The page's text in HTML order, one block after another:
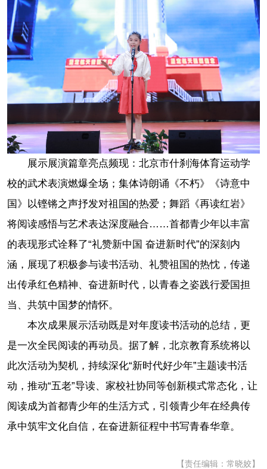
展示展演篇章亮点频现：北京市什刹海体育运动学
校的武术表演燃爆全场；集体诗朗诵《不朽》《诗意中
国》以铿锵之声抒发对祖国的热爱；舞蹈《再读红岩》
将阅读感悟与艺术表达深度融合……首都青少年以丰富
的表现形式诠释了“礼赞新中国 奋进新时代”的深刻内
涵，展现了积极参与读书活动、礼赞祖国的热忱，传递
出传承红色精神、奋进新时代，以青春之姿践行爱国担
当、共筑中国梦的情怀。
本次成果展示活动既是对年度读书活动的总结，更
是一次全民阅读的再动员。据了解，北京教育系统将以
此次活动为契机，持续深化“新时代好少年”主题读书活
动，推动“五老”导读、家校社协同等创新模式常态化，让
阅读成为首都青少年的生活方式，引领青少年在经典传
承中筑牢文化自信，在奋进新征程中书写青春华章。
【责任编辑：常晓姣】